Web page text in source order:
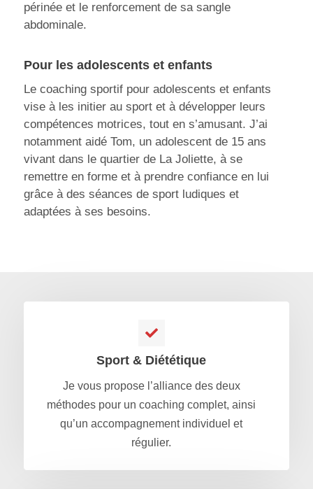
périnée et le renforcement de sa sangle
abdominale.
Pour les adolescents et enfants
Le coaching sportif pour adolescents et enfants
vise à les initier au sport et à développer leurs
compétences motrices, tout en s’amusant. J’ai
notamment aidé Tom, un adolescent de 15 ans
vivant dans le quartier de La Joliette, à se
remettre en forme et à prendre confiance en lui
grâce à des séances de sport ludiques et
adaptées à ses besoins.
Sport & Diététique
Je vous propose l’alliance des deux
méthodes pour un coaching complet, ainsi
qu’un accompagnement individuel et
régulier.